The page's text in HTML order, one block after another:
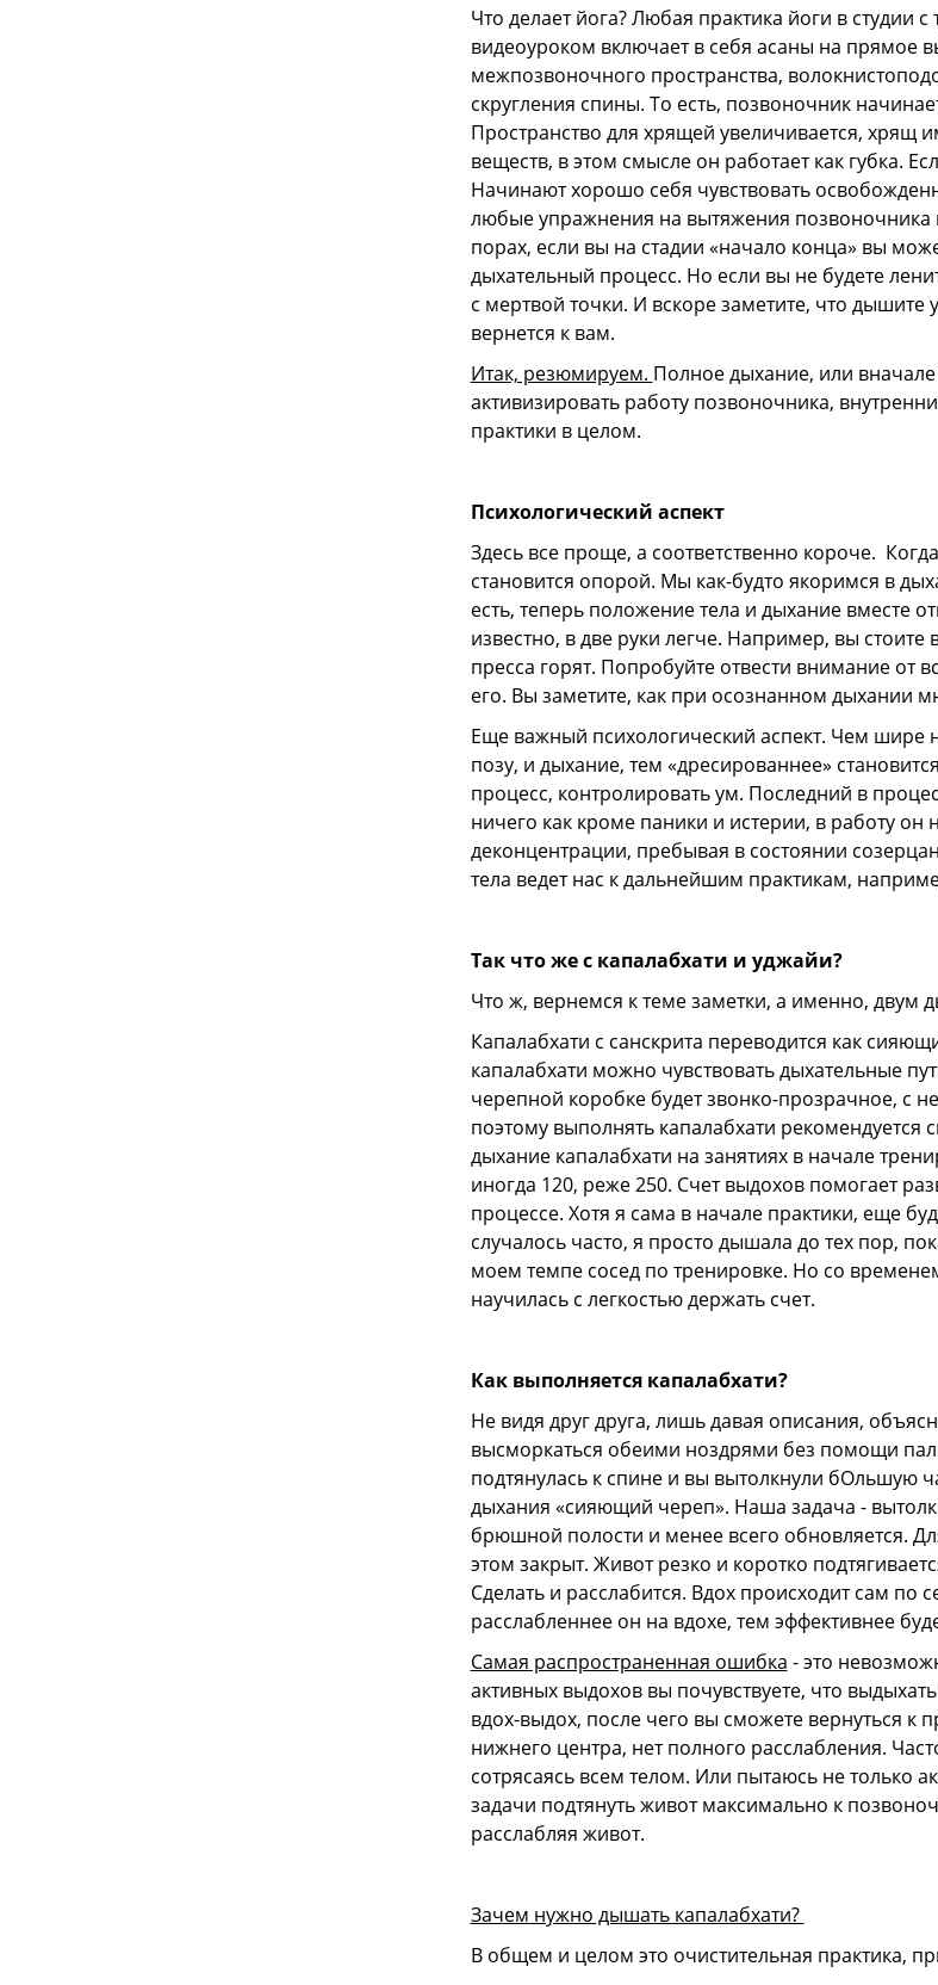
Что делает йога? Любая практика йоги в студии
видеоуроком включает в себя асаны на прямое
межпозвоночного пространства,
скругления спины. То есть, позвоночник
Пространство для хрящей увеличивается, хрящ
веществ, в этом смысле он работает как губка.
Начинают хорошо себя чувствовать
любые упражнения на вытяжения
порах, если вы на стадии «начало конца» вы
дыхательный процесс. Но если вы не будете
с мертвой точки. И вскоре заметите, что
вернется к вам.
Итак, резюмируем. Полное дыхание, или
активизировать работу позвоночника,
практики в целом.
Психологический аспект
Здесь все проще, а соответственно короче.
становится опорой. Мы как-будто якоримся в
есть, теперь положение тела и дыхание вместе
известно, в две руки легче. Например, вы
пресса горят. Попробуйте отвести внимание от
его. Вы заметите, как при осознанном дыхании
Еще важный психологический аспект. Чем
позу, и дыхание, тем «дресированнее»
процесс, контролировать ум. Последний в
ничего как кроме паники и истерии, в работу
деконцентрации, пребывая в состоянии
тела ведет нас к дальнейшим практикам,
Так что же с капалабхати и уджайи?
Что ж, вернемся к теме заметки, а именно, двум
Капалабхати с санскрита переводится как
капалабхати можно чувствовать дыхательные
черепной коробке будет звонко-прозрачное, с
поэтому выполнять капалабхати
дыхание капалабхати на занятиях в начале
иногда 120, реже 250. Счет выдохов помогает
процессе. Хотя я сама в начале практики, еще
случалось часто, я просто дышала до тех пор,
моем темпе сосед по тренировке. Но со
научилась с легкостью держать счет.
Как выполняется капалабхати?
Не видя друг друга, лишь давая описания,
высморкаться обеими ноздрями без помощи
подтянулась к спине и вы вытолкнули бОльшую
дыхания «сияющий череп». Наша задача -
брюшной полости и менее всего обновляется.
этом закрыт. Живот резко и коротко
Сделать и расслабится. Вдох происходит сам
расслабленнее он на вдохе, тем эффективнее
Самая распространенная ошибка - это
активных выдохов вы почувствуете, что
вдох-выдох, после чего вы сможете вернуться к
нижнего центра, нет полного расслабления.
сотрясаясь всем телом. Или пытаюсь не только
задачи подтянуть живот максимально к
расслабляя живот.
Зачем нужно дышать капалабхати?
В общем и целом это очистительная практика,